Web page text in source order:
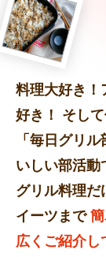
料理大好き！
好き！ そして
「毎日グリ
いしい部活動
グリル料理だ
イーツまで
広くご紹介し